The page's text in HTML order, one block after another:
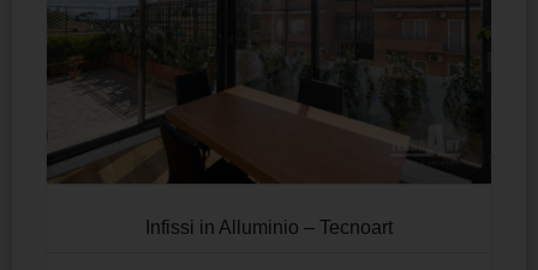
Infissi in Alluminio – Tecnoart